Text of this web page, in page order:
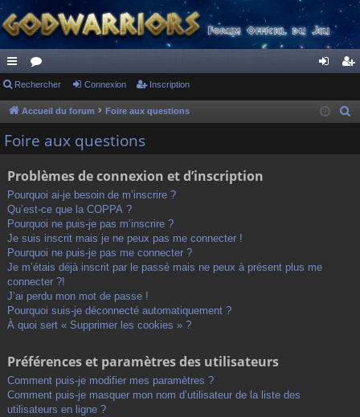
ac
co
ur
s
or
u ne cri
Rechercher Connexion Inscription
Accueil du forum Foire aux questions
Foire aux questions
Problèmes de connexion et d’inscription
Pourquoi ai-je besoin de m’inscrire ?
Qu’est-ce que la COPPA ?
Pourquoi ne puis-je pas m’inscrire ?
Je suis inscrit mais je ne peux pas me connecter !
Pourquoi ne puis-je pas me connecter ?
Je m’étais déjà inscrit par le passé mais ne peux à présent plus me
connecter ?!
J’ai perdu mon mot de passe !
Pourquoi suis-je déconnecté automatiquement ?
À quoi sert « Supprimer les cookies » ?
Préférences et paramètres des utilisateurs
Comment puis-je modifier mes paramètres ?
Comment puis-je masquer mon nom d’utilisateur de la liste des
utilisateurs en ligne ?